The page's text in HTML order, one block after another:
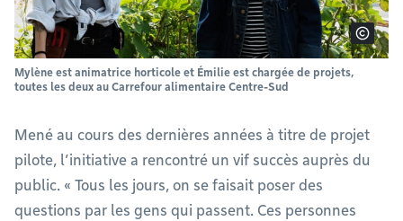
Mylène est animatrice horticole et Émilie est chargée de projets,
toutes les deux au Carrefour alimentaire Centre-Sud
Mené au cours des dernières années à titre de projet
pilote, l’initiative a rencontré un vif succès auprès du
public. « Tous les jours, on se faisait poser des
questions par les gens qui passent. Ces personnes